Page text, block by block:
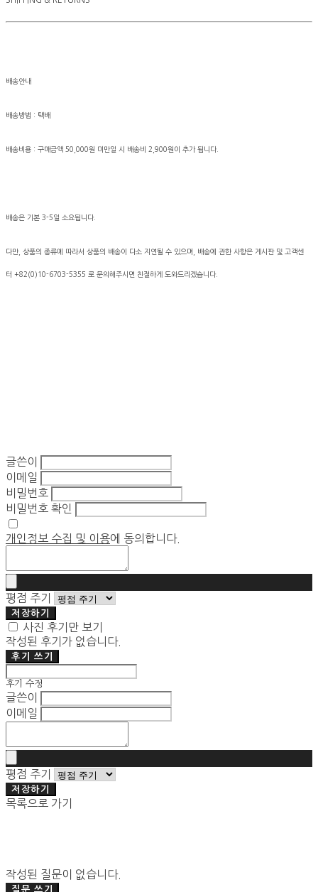
배송안내
배송방법 : 택배
배송비용 : 구매금액 50,000원 미만일 시 배송비 2,900원이 추가 됩니다.
배송은 기본 3-5일 소요됩니다.
다만, 상품의 종류에 따라서 상품의 배송이 다소 지연될 수 있으며, 배송에 관한 사항은 게시판 및 고객센
터 +82(0)10-6703-5355 로 문의해주시면 친절하게 도와드리겠습니다.
글쓴이
이메일
비밀번호
비밀번호 확인
개인정보 수집 및 이용에 동의합니다.
평점 주기
저장하기
사진 후기만 보기
작성된 후기가 없습니다.
후기 쓰기
후기 수정
글쓴이
이메일
평점 주기
저장하기
목록으로 가기
작성된 질문이 없습니다.
질문 쓰기